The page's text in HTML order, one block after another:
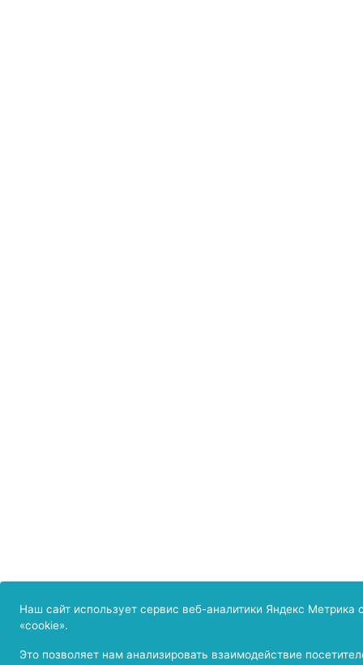
Наш сайт использует сервис веб-аналитики Яндекс Метрика
«cookie».
Это позволяет нам анализировать взаимодействие